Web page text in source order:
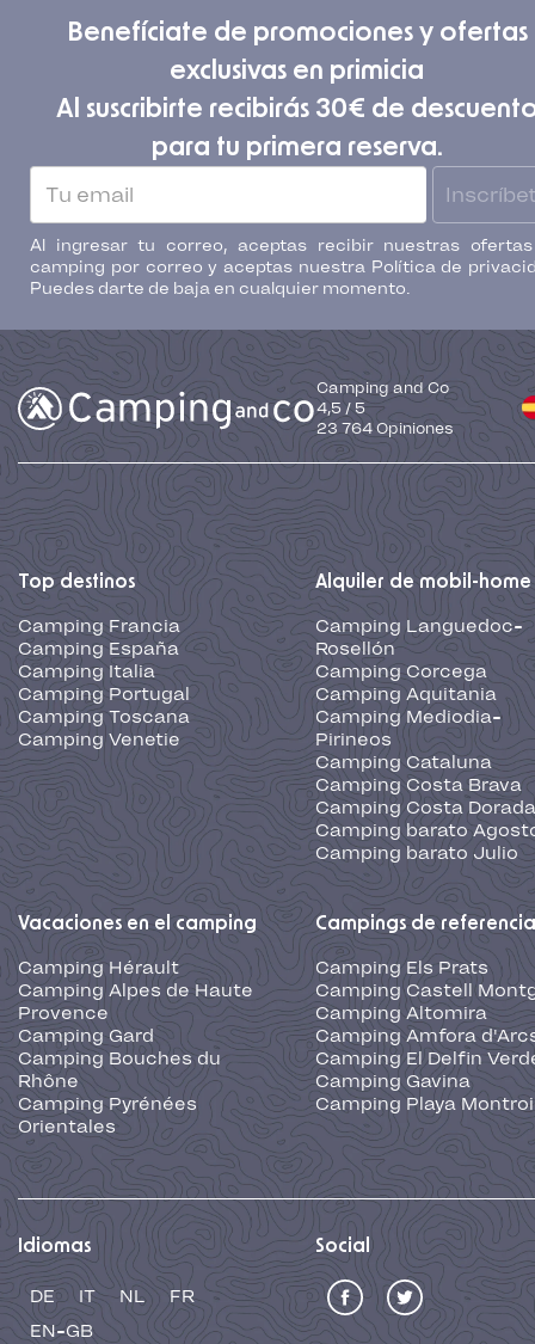
Benefíciate de promociones y ofertas
exclusivas en primicia
Al suscribirte recibirás 30€ de
para tu primera reserva.
Al ingresar tu correo, aceptas recibir nuestras
camping por correo y aceptas nuestra Política de
Puedes darte de baja en cualquier momento.
Camping and Co
4,5 / 5
23 764 Opiniones
Top destinos
Camping Francia
Camping España
Camping Italia
Camping Portugal
Camping Toscana
Camping Venetie
Alquiler de mobil-home
Camping Languedoc-
Rosellón
Camping Corcega
Camping Aquitania
Camping Mediodia-
Pirineos
Camping Cataluna
Camping Costa Brava
Camping Costa Dorada
Camping barato
Camping barato Julio
Vacaciones en el camping
Camping Hérault
Camping Alpes de Haute
Provence
Camping Gard
Camping Bouches du
Rhône
Camping Pyrénées
Orientales
Campings de referencia
Camping Els Prats
Camping Castell
Camping Altomira
Camping Amfora
Camping El Delfin
Camping Gavina
Camping Playa
Idiomas
DE IT NL
FR
EN-GB
Social